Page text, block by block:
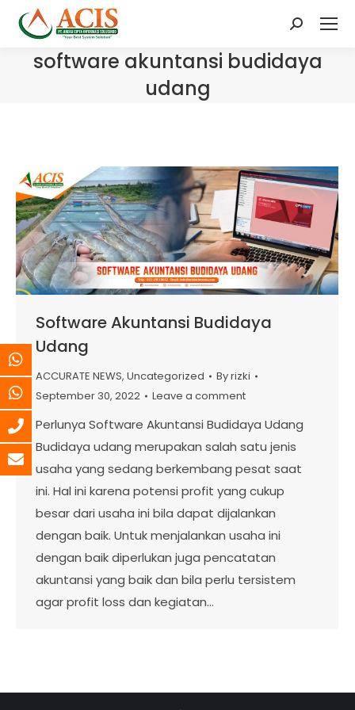
Search:
software akuntansi budidaya
udang
Software Akuntansi Budidaya
Udang
ACCURATE NEWS, Uncategorized Byrizki
September 30, 2022
Leave a comment
Perlunya Software Akuntansi Budidaya Udang
Budidaya udang merupakan salah satu jenis
usaha yang sedang berkembang pesat saat
ini. Hal ini karena potensi profit yang cukup
besar dari usaha ini bila dapat dijalankan
dengan baik. Untuk menjalankan usaha ini
dengan baik diperlukan juga pencatatan
akuntansi yang baik dan bila perlu tersistem
agar profit loss dan kegiatan…